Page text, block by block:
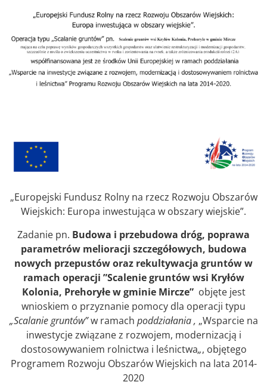
„Europejski Fundusz Rolny na rzecz Rozwoju Obszarów
Wiejskich: Europa inwestująca w obszary wiejskie”.
Zadanie pn. Budowa i przebudowa dróg, poprawa
parametrów melioracji szczegółowych, budowa
nowych przepustów oraz rekultywacja gruntów w
ramach operacji ”Scalenie gruntów wsi Kryłów
Kolonia, Prehoryłe w gminie Mircze” objęte jest
wnioskiem o przyznanie pomocy dla operacji typu
„Scalanie gruntów”w ramach poddziałania , „Wsparcie na
inwestycje związane z rozwojem, modernizacją i
dostosowywaniem rolnictwa i leśnictwa„, objętego
Programem Rozwoju Obszarów Wiejskich na lata 2014-
2020